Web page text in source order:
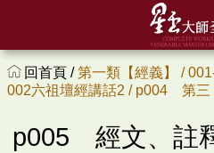
回首頁 /第一類【經義】 /
002六祖壇經講話2 / p004 第三
p005 經文、註